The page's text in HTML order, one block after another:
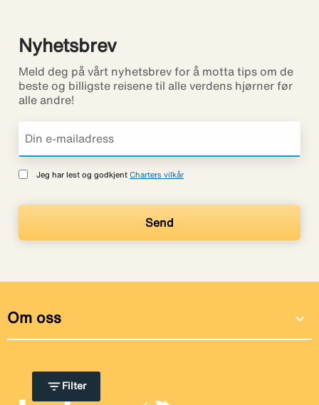
filter_list Filter
Nyhetsbrev
Meld deg på vårt nyhetsbrev for å motta tips om de
beste og billigste reisene til alle verdens hjørner før
alle andre!
Jeg har lest og godkjent Charters vilkår
Om oss expand_more